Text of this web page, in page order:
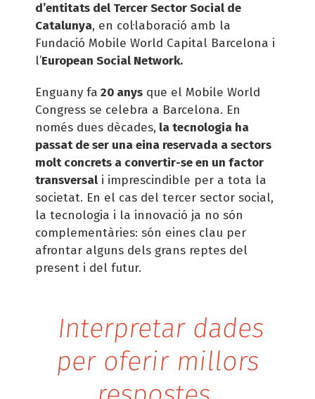
d’entitats del Tercer Sector Social de
Catalunya, en col·laboració amb la
Fundació Mobile World Capital Barcelona i
l’European Social Network.
Enguany fa 20 anys que el Mobile World
Congress se celebra a Barcelona. En
només dues dècades, la tecnologia ha
passat de ser una eina reservada a sectors
molt concrets a convertir-se en un factor
transversal i imprescindible per a tota la
societat. En el cas del tercer sector social,
la tecnologia i la innovació ja no són
complementàries: són eines clau per
afrontar alguns dels grans reptes del
present i del futur.
Interpretar dades
per oferir millors